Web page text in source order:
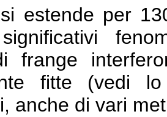
estende per
frange
fitte (vedi
anche di vari